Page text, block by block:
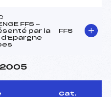
FFS -
par la
d'Epargne
FFS
2005
Cat.